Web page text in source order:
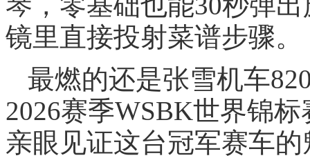
镜里直接投射菜谱步骤。
最燃的还是张雪机车
2026赛季WSBK世界锦
亲眼见证这台冠军赛车的